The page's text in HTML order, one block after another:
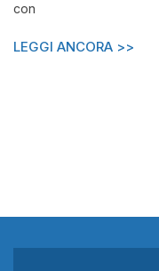
con
LEGGI ANCORA >>